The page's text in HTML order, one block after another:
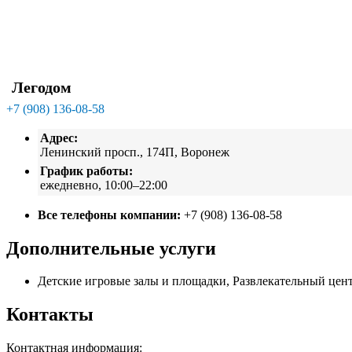
Легодом
+7 (908) 136-08-58
Адрес:
Ленинский просп., 174П, Воронеж
График работы:
ежедневно, 10:00–22:00
Все телефоны компании: +7 (908) 136-08-58
Дополнительные услуги
Детские игровые залы и площадки, Развлекательный
Контакты
Контактная информация: